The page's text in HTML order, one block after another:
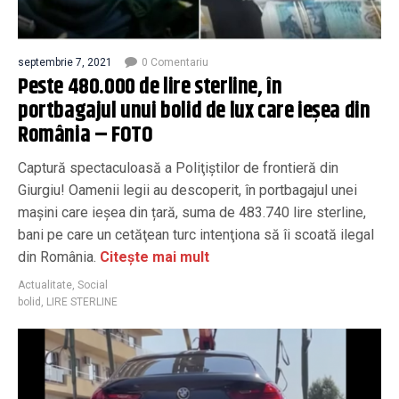
septembrie 7, 2021 0 Comentariu
Peste 480.000 de lire sterline, în
portbagajul unui bolid de lux care ieșea din
România – FOTO
Captură spectaculoasă a Poliţiştilor de frontieră din
Giurgiu! Oamenii legii au descoperit, în portbagajul unei
mașini care ieșea din țară, suma de 483.740 lire sterline,
bani pe care un cetăţean turc intenţiona să îi scoată ilegal
din România. Citește mai mult
Actualitate, Social
bolid , LIRE STERLINE